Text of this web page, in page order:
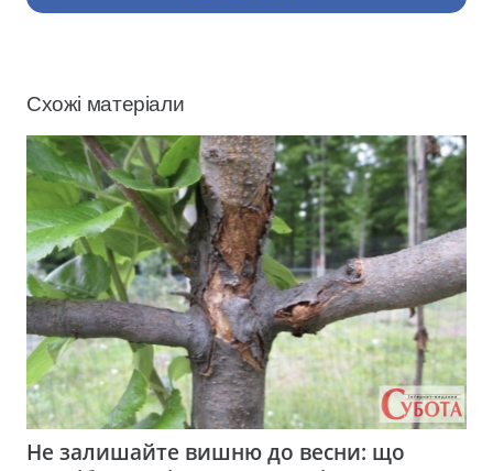
Схожі матеріали
Не залишайте вишню до весни: що